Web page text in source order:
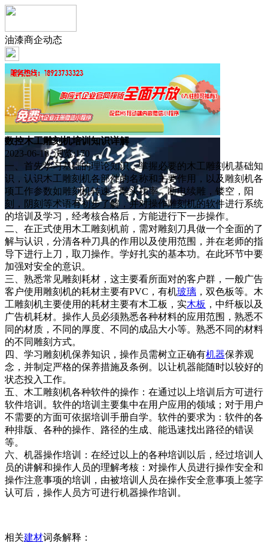
油漆商企动态
数控木工雕刻机培训知识详解
2023-06-16 浏览:170
一、首先学习基础的理论知识，掌握必要的木工雕刻机基础知
识，认识木工雕刻机各部件的名称和主要作用，以及雕刻机各
项工作参数如雕刻机转速，雕头功率，断电续雕，镂空，阳
刻，阴刻等术语有初步了解，并对操作雕刻机的软件进行系统
的培训及学习，经考核合格后，方能进行下一步操作。
二、在正式使用木工雕刻机前，需对雕刻刀具做一个全面的了
解与认识，分清各种刀具的作用以及使用范围，并在老师的指
导下进行上刀，取刀操作。学好扎实的基本功。在此环节中要
加强对安全的意识。
三、熟悉常见雕刻耗材，这主要看所面对的客户群，一般广告
客户使用雕刻机的耗材主要有PVC，有机玻璃 ，双色板等。木
工雕刻机主要使用的耗材主要有木工板，实木板 ，中纤板以及
广告机耗材。操作人员必须熟悉各种材料的应用范围，熟悉不
同的材质，不同的厚度、不同的成品大小等。熟悉不同的材料
的不同雕刻方式。
四、学习雕刻机保养知识，操作员需树立正确有机器保养观
念，并制定严格的保养措施及条例。以让机器能随时以较好的
状态投入工作。
五、木工雕刻机各种软件的操作：在通过以上培训后方可进行
软件培训。软件的培训主要集中在用户应用的领域；对于用户
不需要的方面可依据培训手册自学。软件的要求为：软件的各
种排版、各种的操作、路径的生成、能迅速找出路径的错误
等。
六、机器操作培训：在经过以上的各种培训以后，经过培训人
员的讲解和操作人员的理解考核：对操作人员进行操作安全和
操作注意事项的培训，由被培训人员在操作安全意事项上签字
认可后，操作人员方可进行机器操作培训。
相关建材词条解释：